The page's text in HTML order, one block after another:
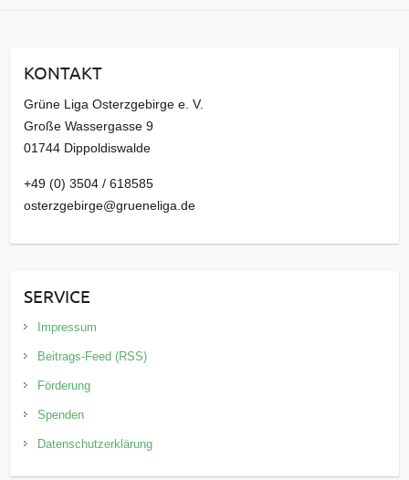
v
KONTAKT
Grüne Liga Osterzgebirge e. V.
Große Wassergasse 9
01744 Dippoldiswalde
+49 (0) 3504 / 618585
osterzgebirge@grueneliga.de
SERVICE
Impressum
Beitrags-Feed (RSS)
Förderung
Spenden
Datenschutzerklärung